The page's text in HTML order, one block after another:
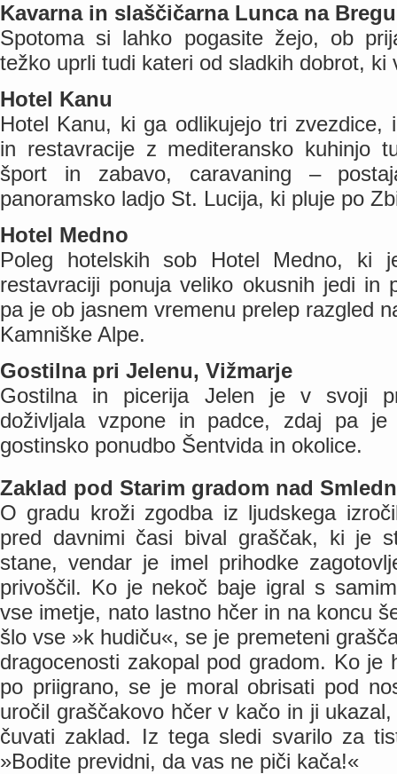
Kavarna in slaščičarna Lunca na
Spotoma si lahko pogasite žejo, ob
težko uprli tudi kateri od sladkih dobrot, ki
Hotel Kanu
Hotel Kanu, ki ga odlikujejo tri zvezdice,
in restavracije z mediteransko kuhinjo
šport in zabavo, caravaning –
panoramsko ladjo St. Lucija, ki pluje po
Hotel Medno
Poleg hotelskih sob Hotel Medno,
restavraciji ponuja veliko okusnih jedi in
pa je ob jasnem vremenu prelep razgled
Kamniške Alpe.
Gostilna pri Jelenu, Vižmarje
Gostilna in picerija Jelen je v svoji
doživljala vzpone in padce, zdaj pa
gostinsko ponudbo Šentvida in okolice.
Zaklad pod Starim gradom nad
O gradu kroži zgodba iz ljudskega
pred davnimi časi bival graščak, ki je
stane, vendar je imel prihodke
privoščil. Ko je nekoč baje igral s
vse imetje, nato lastno hčer in na koncu
šlo vse »k hudiču«, se je premeteni
dragocenosti zakopal pod gradom. Ko je
po priigrano, se je moral obrisati pod
uročil graščakovo hčer v kačo in ji
čuvati zaklad. Iz tega sledi svarilo za
»Bodite previdni, da vas ne piči kača!«